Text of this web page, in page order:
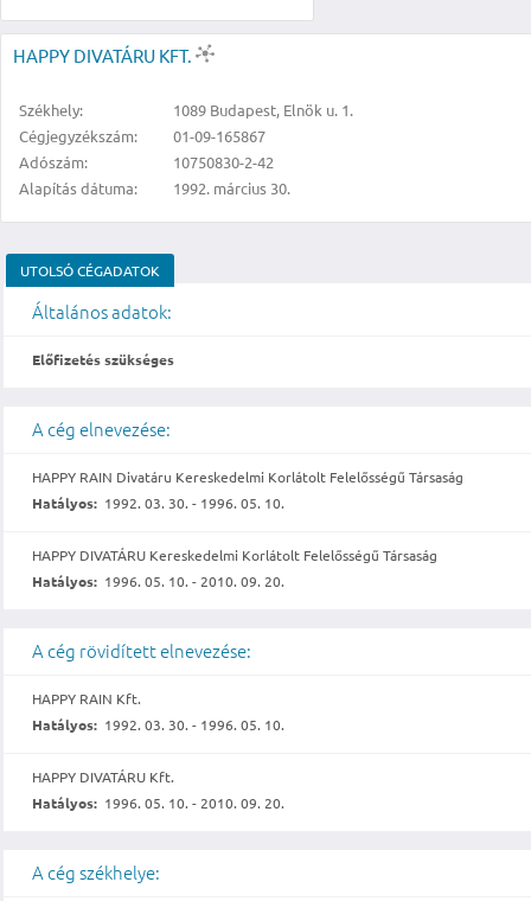
HAPPY DIVATÁRU KFT.
Székhely:
1089 Budapest, Elnök u. 1.
Cégjegyzékszám:
01-09-165867
Adószám:
10750830-2-42
Alapítás dátuma:
1992. március 30.
UTOLSÓ CÉGADATOK
Általános adatok:
Előfizetés szükséges
A cég elnevezése:
HAPPY RAIN Divatáru Kereskedelmi Korlátolt Felelősségű Társaság
Hatályos: 1992. 03. 30. - 1996. 05. 10.
HAPPY DIVATÁRU Kereskedelmi Korlátolt Felelősségű Társaság
Hatályos: 1996. 05. 10. - 2010. 09. 20.
A cég rövidített elnevezése:
HAPPY RAIN Kft.
Hatályos: 1992. 03. 30. - 1996. 05. 10.
HAPPY DIVATÁRU Kft.
Hatályos: 1996. 05. 10. - 2010. 09. 20.
A cég székhelye: